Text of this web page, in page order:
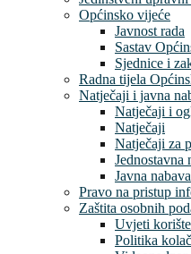
Općinsko vijeće
Javnost rada
Sastav
Sjednice i
Radna tijela
Natječaji i javna
Natječaji i
Natječaji
Natječaji za
Jednostavna
Javna nabava
Pravo na pristup
Zaštita osobnih
Uvjeti
Politika